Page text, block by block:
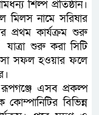
শিল্প প্রতিষ্ঠান।
মিলস নামে সরিষার
প্রথম কার্যক্রম শুরু
শুরু করা সিটি
সফল হওয়ার ফলে
এসব প্রকল্প
বিভিন্ন